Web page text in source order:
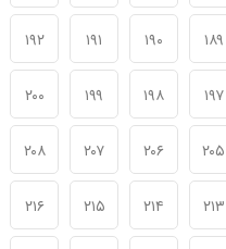
۱۸۹ ۱۹۰ ۱۹۱ ۱۹۲
۱۹۷ ۱۹۸ ۱۹۹ ۲۰۰
۲۰۵ ۲۰۶ ۲۰۷ ۲۰۸
۲۱۳ ۲۱۴ ۲۱۵ ۲۱۶